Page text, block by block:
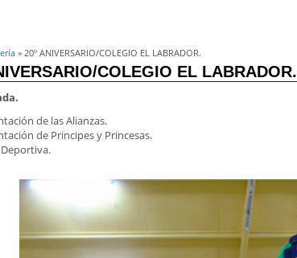
» 20º ANIVERSARIO/COLEGIO EL LABRADOR.
COLEGIO EL LABRADOR.
de las Alianzas.
de Principes y Princesas.